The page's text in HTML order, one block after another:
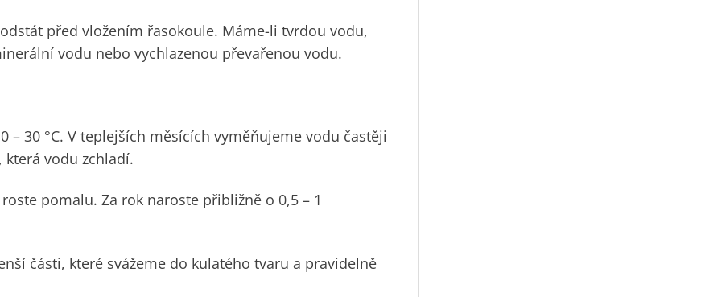
před vložením řasokoule. Máme-li tvrdou vodu,
vodu nebo vychlazenou převařenou vodu.
30 °C. V teplejších měsících vyměňujeme vodu častěji
vodu zchladí.
pomalu. Za rok naroste přibližně o 0,5 – 1
části, které svážeme do kulatého tvaru a pravidelně